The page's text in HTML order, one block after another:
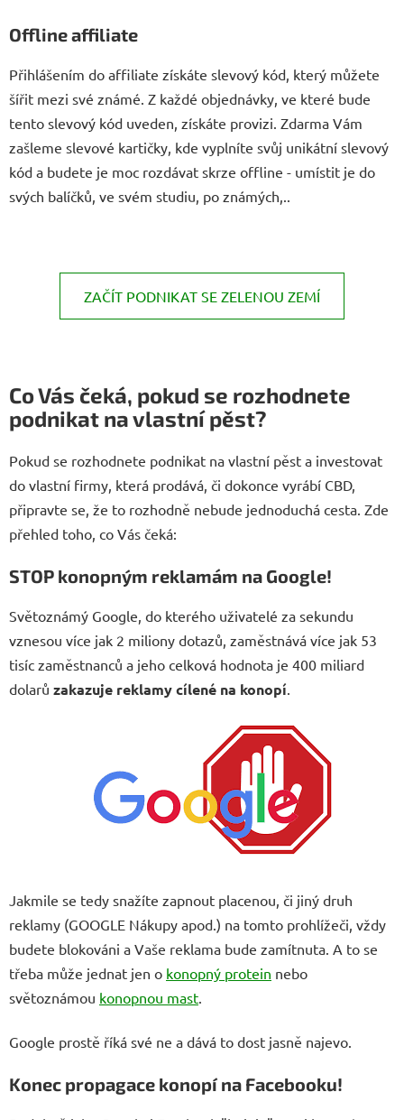
Offline affiliate
Přihlášením do affiliate získáte slevový kód, který můžete
šířit mezi své známé. Z každé objednávky, ve které bude
tento slevový kód uveden, získáte provizi. Zdarma Vám
zašleme slevové kartičky, kde vyplníte svůj unikátní slevový
kód a budete je moc rozdávat skrze offline - umístit je do
svých balíčků, ve svém studiu, po známých,..
ZAČÍT PODNIKAT SE ZELENOU ZEMÍ
Co Vás čeká, pokud se rozhodnete
podnikat na vlastní pěst?
Pokud se rozhodnete podnikat na vlastní pěst a investovat
do vlastní firmy, která prodává, či dokonce vyrábí CBD,
připravte se, že to rozhodně nebude jednoduchá cesta. Zde
přehled toho, co Vás čeká:
STOP konopným reklamám na Google!
Světoznámý Google, do kterého uživatelé za sekundu
vznesou více jak 2 miliony dotazů, zaměstnává více jak 53
tisíc zaměstnanců a jeho celková hodnota je 400 miliard
dolarů zakazuje reklamy cílené na konopí.
Jakmile se tedy snažíte zapnout placenou, či jiný druh
reklamy (GOOGLE Nákupy apod.) na tomto prohlížeči, vždy
budete blokováni a Vaše reklama bude zamítnuta. A to se
třeba může jednat jen o konopný protein nebo
světoznámou konopnou mast.
Google prostě říká své ne a dává to dost jasně najevo.
Konec propagace konopí na Facebooku!